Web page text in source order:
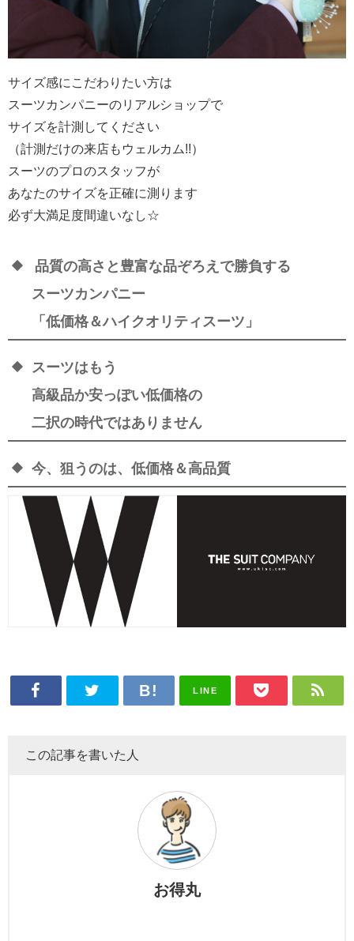
サイズ感にこだわりたい方は
スーツカンパニーのリアルショップで
サイズを計測してください
（計測だけの来店もウェルカム!!）
スーツのプロのスタッフが
あなたのサイズを正確に測ります
必ず大満足度間違いなし☆
品質の高さと豊富な品ぞろえで勝負する
スーツカンパニー
「低価格＆ハイクオリティスーツ」
スーツはもう
高級品か安っぽい低価格の
二択の時代ではありません
今、狙うのは、低価格＆高品質
LINE
この記事を書いた人
お得丸